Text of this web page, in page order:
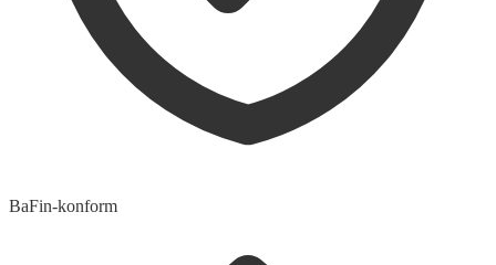
BaFin-konform